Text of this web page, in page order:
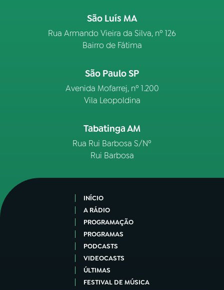
São Luís MA
Rua Armando Vieira da Silva, nº 126
Bairro de Fátima
São Paulo SP
Avenida Mofarrej, nº 1.200
Vila Leopoldina
Tabatinga AM
Rua Rui Barbosa S/Nº
Rui Barbosa
INÍCIO
A RÁDIO
PROGRAMAÇÃO
PROGRAMAS
PODCASTS
VIDEOCASTS
ÚLTIMAS
FESTIVAL DE MÚSICA